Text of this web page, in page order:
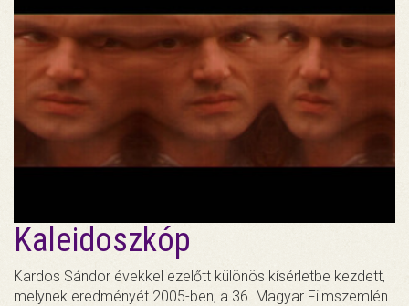
Kaleidoszkóp
Kardos Sándor évekkel ezelőtt különös kísérletbe kezdett,
melynek eredményét 2005-ben, a 36. Magyar Filmszemlén